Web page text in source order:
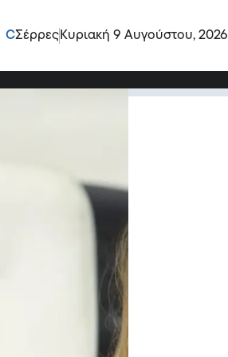
CΣέρρες Κυριακή 9 Αυγούστου, 2026